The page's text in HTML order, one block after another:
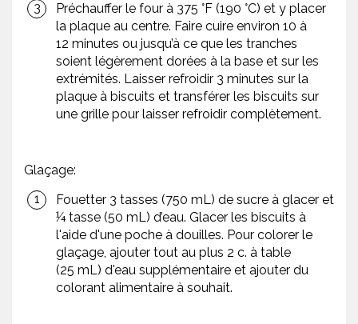
Préchauffer le four à 375 °F (190 °C) et y placer
la plaque au centre. Faire cuire environ 10 à
12 minutes ou jusqu’à ce que les tranches
soient légèrement dorées à la base et sur les
extrémités. Laisser refroidir 3 minutes sur la
plaque à biscuits et transférer les biscuits sur
une grille pour laisser refroidir complètement.
Glaçage:
Fouetter 3 tasses (750 mL) de sucre à glacer et
¼ tasse (50 mL) d’eau. Glacer les biscuits à
l'aide d'une poche à douilles. Pour colorer le
glaçage, ajouter tout au plus 2 c. à table
(25 mL) d'eau supplémentaire et ajouter du
colorant alimentaire à souhait.